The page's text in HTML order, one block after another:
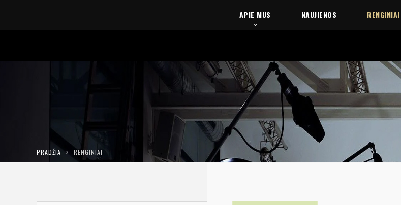
APIE MUS NAUJIENOS RENGINIAI
PRADŽIA RENGINIAI